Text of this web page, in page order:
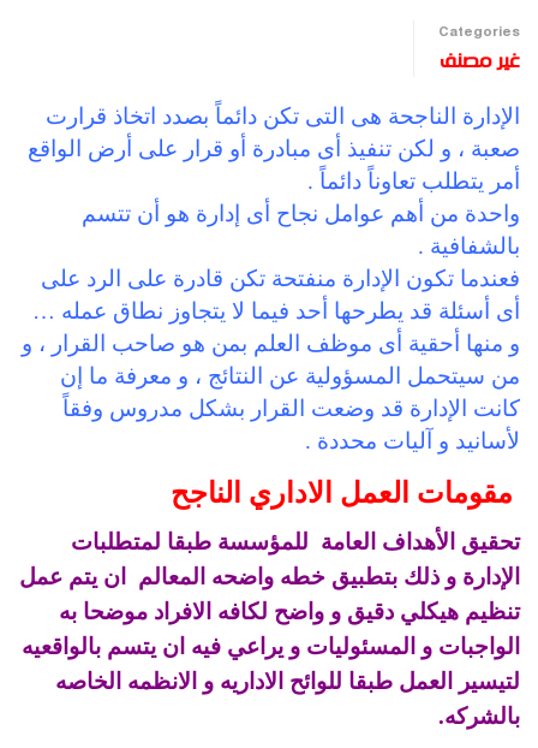
Categories
غير مصنف
الإدارة الناجحة هى التى تكن دائماً بصدد اتخاذ قرارت
صعبة ، و لكن تنفيذ أى مبادرة أو قرار على أرض الواقع
أمر يتطلب تعاوناً دائماً .
واحدة من أهم عوامل نجاح أى إدارة هو أن تتسم
بالشفافية .
فعندما تكون الإدارة منفتحة تكن قادرة على الرد على
أى أسئلة قد يطرحها أحد فيما لا يتجاوز نطاق عمله …
و منها أحقية أى موظف العلم بمن هو صاحب القرار ، و
من سيتحمل المسؤولية عن النتائج ، و معرفة ما إن
كانت الإدارة قد وضعت القرار بشكل مدروس وفقاً
لأسانيد و آليات محددة .
مقومات العمل الاداري الناجح
تحقيق الأهداف العامة للمؤسسة طبقا لمتطلبات
الإدارة و ذلك بتطبيق خطه واضحه المعالم ان يتم عمل
تنظيم هيكلي دقيق و واضح لكافه الافراد موضحا به
الواجبات و المسئوليات و يراعي فيه ان يتسم بالواقعيه
لتيسير العمل طبقا للوائح الاداريه و الانظمه الخاصه
بالشركه.